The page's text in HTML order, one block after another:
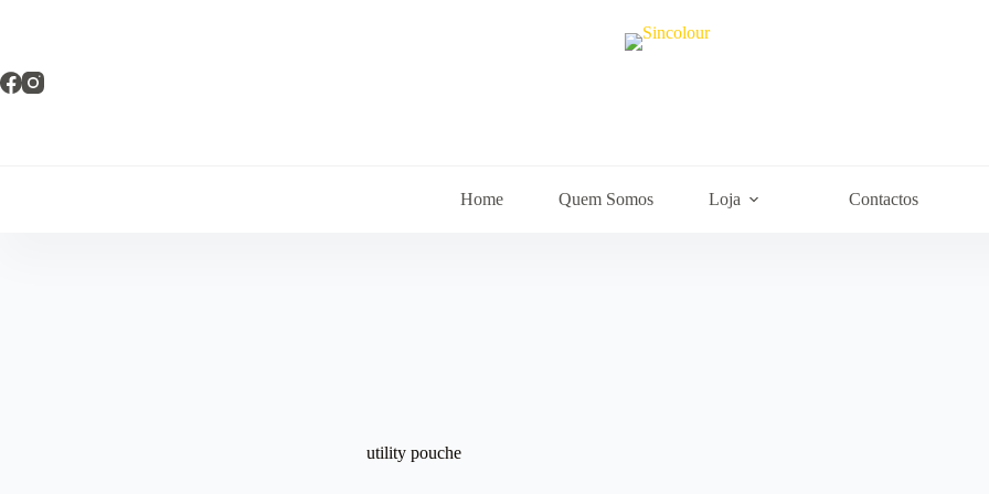
conteúdo
Home Quem Somos Loja Contactos
utility pouche